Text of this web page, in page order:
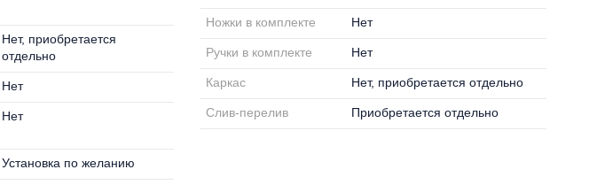
Нет, приобретается
отдельно
Нет
Нет
Установка по желанию
Ножки в комплекте Нет
Ручки в комплекте Нет
Каркас Нет, приобретается отдельно
Слив-перелив Приобретается отдельно